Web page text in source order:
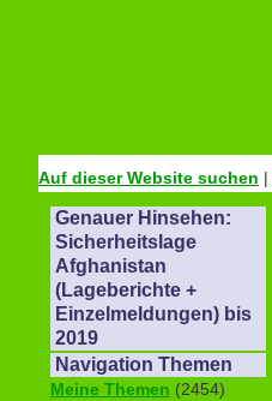
Auf dieser Website suchen |
Genauer Hinsehen:
Sicherheitslage
Afghanistan
(Lageberichte +
Einzelmeldungen) bis
2019
Navigation Themen
Meine Themen (2454)